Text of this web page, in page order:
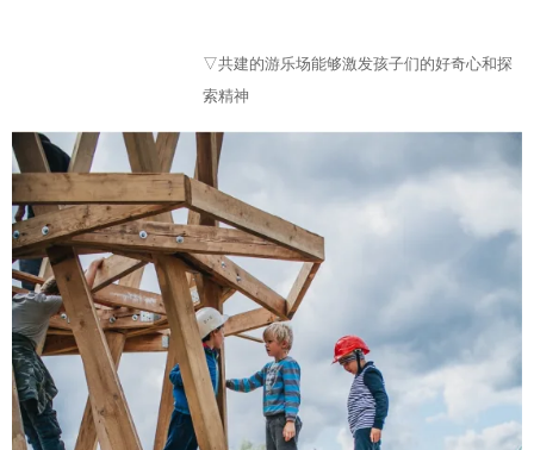
▽共建的游乐场能够激发孩子们的好奇心和探
索精神